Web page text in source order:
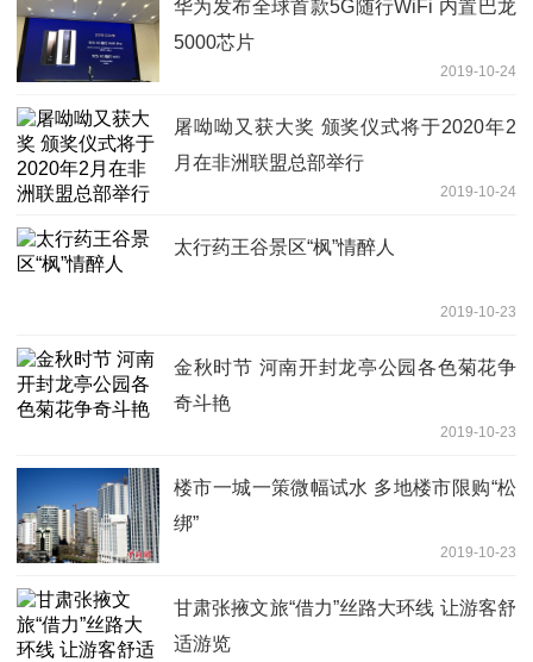
华为发布全球首款5G随行WiFi 内置巴龙
5000芯片
2019-10-24
屠呦呦又获大奖 颁奖仪式将于2020年2
月在非洲联盟总部举行
2019-10-24
太行药王谷景区“枫”情醉人
2019-10-23
金秋时节 河南开封龙亭公园各色菊花争
奇斗艳
2019-10-23
楼市一城一策微幅试水 多地楼市限购“松
绑”
2019-10-23
甘肃张掖文旅“借力”丝路大环线 让游客舒
适游览